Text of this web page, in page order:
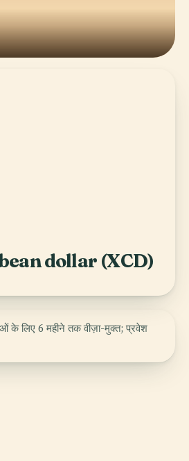
dollar (XCD)
के लिए 6 महीने तक वीज़ा-मुक्त; प्रवेश